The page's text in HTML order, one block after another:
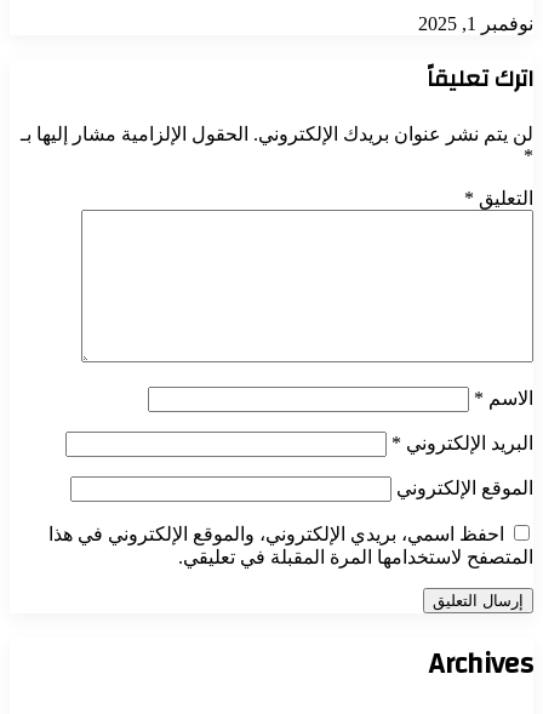
نوفمبر 1, 2025
اترك تعليقاً
لن يتم نشر عنوان بريدك الإلكتروني. الحقول الإلزامية مشار إليها بـ
*
التعليق *
الاسم *
البريد الإلكتروني *
الموقع الإلكتروني
احفظ اسمي، بريدي الإلكتروني، والموقع الإلكتروني في هذا
المتصفح لاستخدامها المرة المقبلة في تعليقي.
Archives